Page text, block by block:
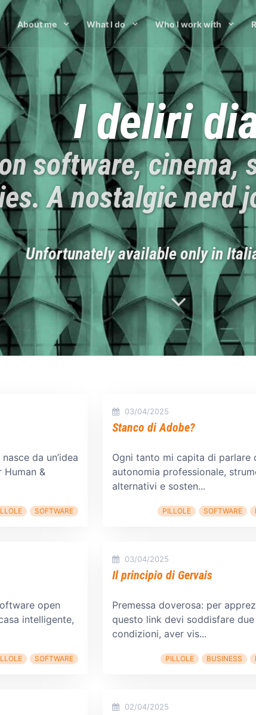
About me What I do Who I work with
I deliri
software, cinema,
A nostalgic nerd
Unfortunately available only in
da un’idea
&
SOFTWARE
open
intelligente,
SOFTWARE
03/04/2025
Stanco di Adobe?
Ogni tanto mi capita di parlare
autonomia professionale,
alternativi e sosten...
PILLOLE SOFTWARE
03/04/2025
Il principio di Gervais
Premessa doverosa: per
questo link devi soddisfare due
condizioni, aver vis...
PILLOLE BUSINESS
02/04/2025